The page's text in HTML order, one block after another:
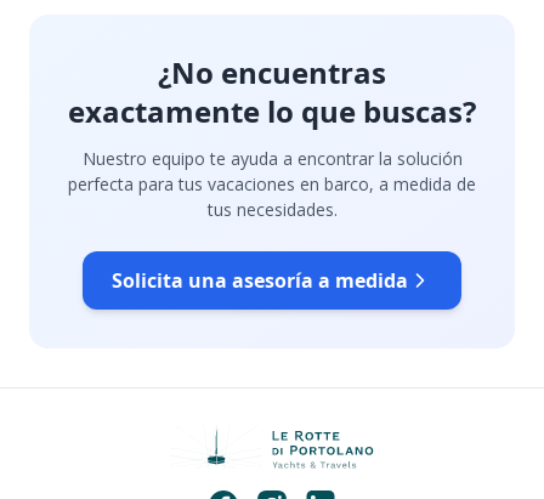
¿No encuentras
exactamente lo que buscas?
Nuestro equipo te ayuda a encontrar la solución
perfecta para tus vacaciones en barco, a medida de
tus necesidades.
Solicita una asesoría a medida